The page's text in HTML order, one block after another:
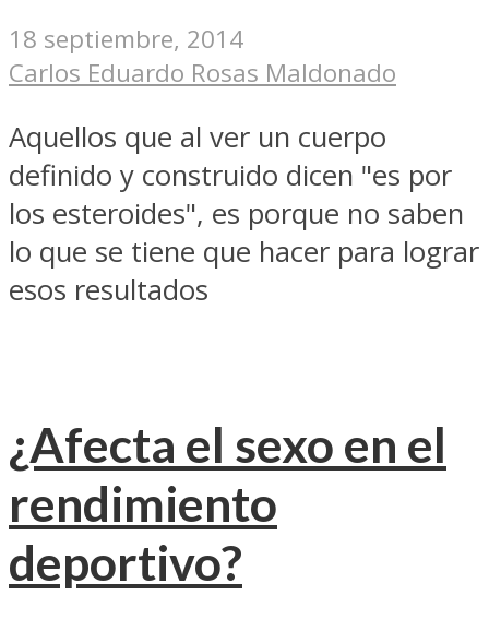
18 septiembre, 2014
Carlos Eduardo Rosas Maldonado
Aquellos que al ver un cuerpo
definido y construido dicen "es por
los esteroides", es porque no saben
lo que se tiene que hacer para lograr
esos resultados
¿Afecta el sexo en el
rendimiento
deportivo?